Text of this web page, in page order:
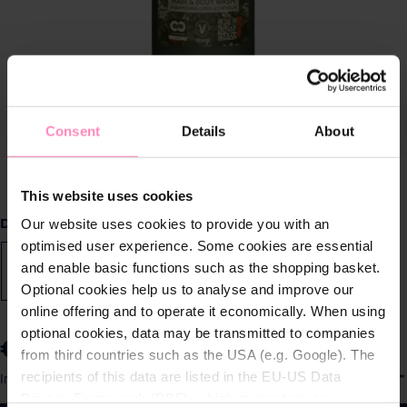
Consent Details About
This website uses cookies
Our website uses cookies to provide you with an
optimised user experience. Some cookies are essential
and enable basic functions such as the shopping basket.
Optional cookies help us to analyse and improve our
online offering and to operate it economically. When using
optional cookies, data may be transmitted to companies
from third countries such as the USA (e.g. Google). The
recipients of this data are listed in the EU-US Data
Selecteer
Dosering
Pompdispenser Smart Care Systeem
€ 13,99 Prijzen incl. BTW en excl. verzendkosten
Inhoud:1